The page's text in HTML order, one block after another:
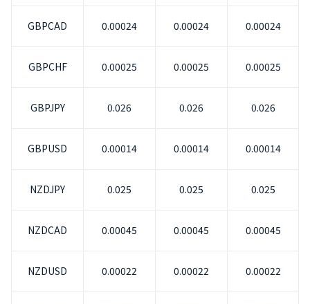
GBPCAD 0.00024 0.00024 0.00024
GBPCHF 0.00025 0.00025 0.00025
GBPJPY 0.026 0.026 0.026
GBPUSD 0.00014 0.00014 0.00014
NZDJPY 0.025 0.025 0.025
NZDCAD 0.00045 0.00045 0.00045
NZDUSD 0.00022 0.00022 0.00022